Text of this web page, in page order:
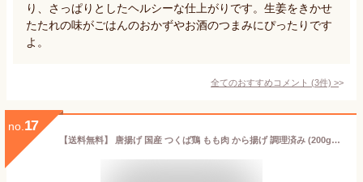
り、さっぱりとしたヘルシーな仕上がりです。生姜をきかせ
たたれの味がごはんのおかずやお酒のつまみにぴったりです
よ。
全てのおすすめコメント (3件) >
no. 17
【送料無料】 唐揚げ 国産 つくば鶏 もも肉 から揚げ 調理済み (200g×5P) からあげ とりもも とりの唐揚げ 鶏の唐揚げ 鶏唐揚げ レンジ 温めるだけ 揚げ物 簡単調理 レンチン 家飲み おつまみ 肉料理 冷凍食品 夜食 ご飯のおかず 一人暮らし お取り寄せ 単品 絶品 美味しい